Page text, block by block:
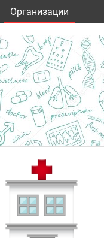
Организации